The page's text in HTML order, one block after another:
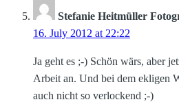
Stefanie Heitmüller
16. July 2012 at 22:22
Ja geht es ;-) Schön wärs, aber
Arbeit an. Und bei dem ekligen
auch nicht so verlockend ;-)